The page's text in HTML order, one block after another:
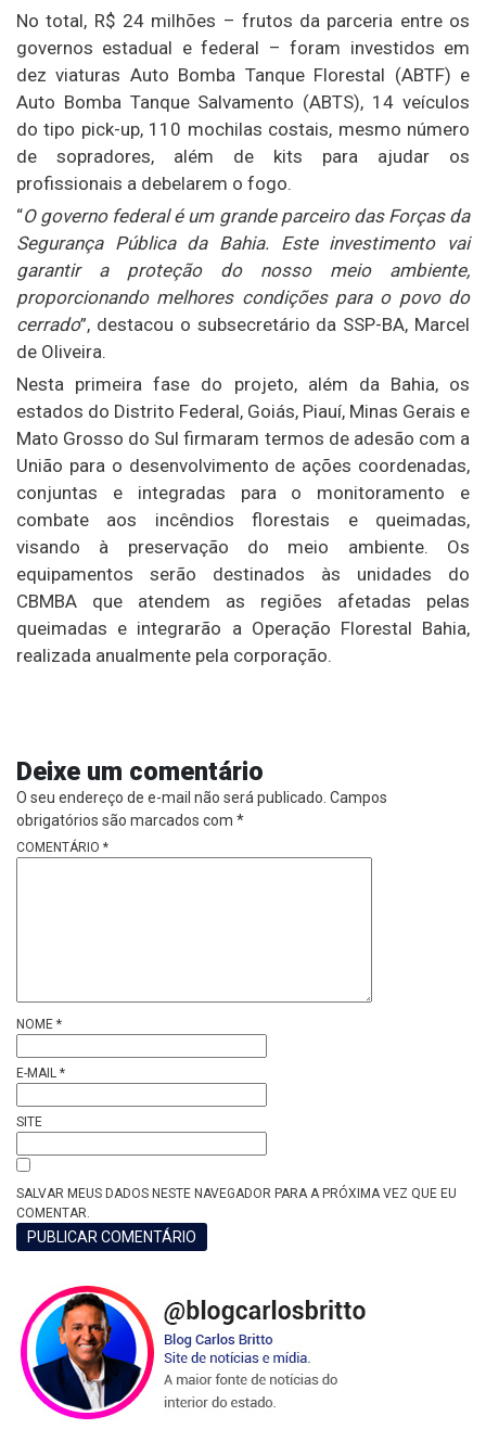
No total, R$ 24 milhões – frutos da parceria entre os
governos estadual e federal – foram investidos em
dez viaturas Auto Bomba Tanque Florestal (ABTF) e
Auto Bomba Tanque Salvamento (ABTS), 14 veículos
do tipo pick-up, 110 mochilas costais, mesmo número
de sopradores, além de kits para ajudar os
profissionais a debelarem o fogo.
“O governo federal é um grande parceiro das Forças da
Segurança Pública da Bahia. Este investimento vai
garantir a proteção do nosso meio ambiente,
proporcionando melhores condições para o povo do
cerrado”, destacou o subsecretário da SSP-BA, Marcel
de Oliveira.
Nesta primeira fase do projeto, além da Bahia, os
estados do Distrito Federal, Goiás, Piauí, Minas Gerais e
Mato Grosso do Sul firmaram termos de adesão com a
União para o desenvolvimento de ações coordenadas,
conjuntas e integradas para o monitoramento e
combate aos incêndios florestais e queimadas,
visando à preservação do meio ambiente. Os
equipamentos serão destinados às unidades do
CBMBA que atendem as regiões afetadas pelas
queimadas e integrarão a Operação Florestal Bahia,
realizada anualmente pela corporação.
Deixe um comentário
O seu endereço de e-mail não será publicado. Campos
obrigatórios são marcados com *
COMENTÁRIO *
NOME *
E-MAIL *
SITE
SALVAR MEUS DADOS NESTE NAVEGADOR PARA A PRÓXIMA VEZ QUE EU
COMENTAR.